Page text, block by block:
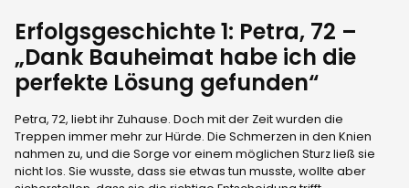
Erfolgsgeschichte 1: Petra, 72 –
„Dank Bauheimat habe ich die
perfekte Lösung gefunden“
Petra, 72, liebt ihr Zuhause. Doch mit der Zeit wurden die
Treppen immer mehr zur Hürde. Die Schmerzen in den Knien
nahmen zu, und die Sorge vor einem möglichen Sturz ließ sie
nicht los. Sie wusste, dass sie etwas tun musste, wollte aber